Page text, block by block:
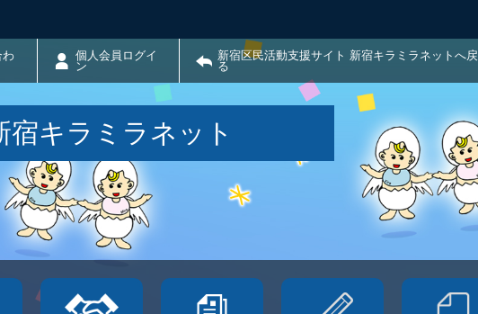
わ
個人会員ログイ
ン
新宿区民活動支援サイト 新宿キラミラネットへ戻
る
宿キラミラネット